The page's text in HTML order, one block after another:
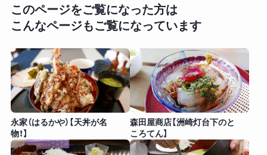
このページをご覧になった方は
こんなページもご覧になっています
永家（はるかや）【天丼が名
物！】
森田屋商店【洲崎灯台下のと
ころてん】